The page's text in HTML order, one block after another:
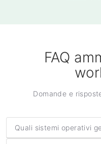
FAQ
Domande e
Quali sistemi operativi